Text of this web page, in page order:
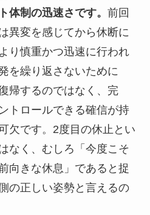
体制の迅速さです。 前回
異変を感じてから休断に
り慎重かつ迅速に行われ
を繰り返さないために
帰するのではなく、完
トロールできる確信が持
欠です。2度目の休止とい
なく、むしろ「今度こそ
向きな休息」であると捉
の正しい姿勢と言えるの